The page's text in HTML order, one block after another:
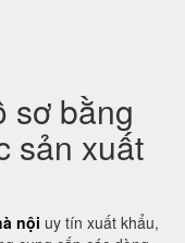
sơ bằng
sản xuất
nội uy tín xuất khẩu,